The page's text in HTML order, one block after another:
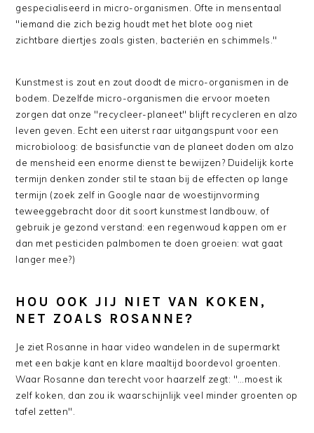
gespecialiseerd in micro-organismen. Ofte in mensentaal
"iemand die zich bezig houdt met het blote oog niet
zichtbare diertjes zoals gisten, bacteriën en schimmels."
Kunstmest is zout en zout doodt de micro-organismen in de
bodem. Dezelfde micro-organismen die ervoor moeten
zorgen dat onze "recycleer-planeet" blijft recycleren en alzo
leven geven. Echt een uiterst raar uitgangspunt voor een
microbioloog: de basisfunctie van de planeet doden om alzo
de mensheid een enorme dienst te bewijzen? Duidelijk korte
termijn denken zonder stil te staan bij de effecten op lange
termijn (zoek zelf in Google naar de woestijnvorming
teweeggebracht door dit soort kunstmest landbouw, of
gebruik je gezond verstand: een regenwoud kappen om er
dan met pesticiden palmbomen te doen groeien: wat gaat
langer mee?)
HOU OOK JIJ NIET VAN KOKEN,
NET ZOALS ROSANNE?
Je ziet Rosanne in haar video wandelen in de supermarkt
met een bakje kant en klare maaltijd boordevol groenten.
Waar Rosanne dan terecht voor haarzelf zegt: "…moest ik
zelf koken, dan zou ik waarschijnlijk veel minder groenten op
tafel zetten".